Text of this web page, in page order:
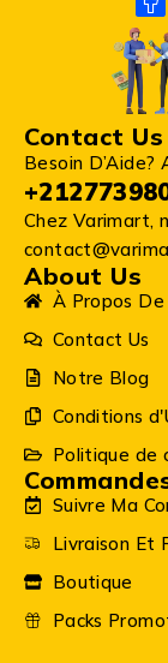
Contact Us
Besoin D’Aide?
Chez Varimart,
About Us
À Propos De
Contact Us
Notre Blog
Conditions
Politique de
Suivre Ma
Livraison Et
Boutique
Packs